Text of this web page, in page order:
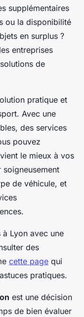
supplémentaires
ou la disponibilité
en surplus ?
entreprises
de
pratique et
Avec une
des services
pouvez
le mieux à vos
soigneusement
de véhicule, et
Lyon avec une
des
cette page qui
pratiques.
est une décision
de bien évaluer